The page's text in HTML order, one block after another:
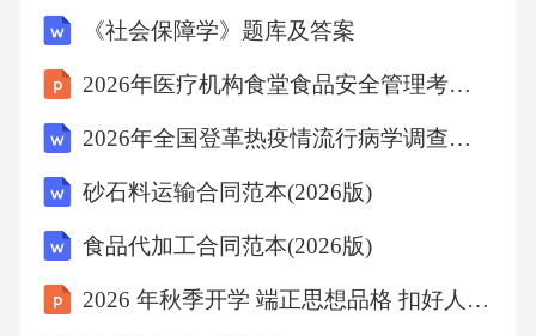
施情况、患者病情变化、患者对护理的反应等
信息。护理记录应及时、完整，为后续的护理
复护士应在交接班时详细交接患者的病情、护
理措施、治疗进展等情况，确保护理工作的连
续性和准确性。交接班记录应清晰、明确，双
方签字确认。五、康复设备管理制度1.设备采购
与验收根据卫生室康复工作的需要，制定合理
《社会保障学》题库及答案
2026年医疗机构食堂食品安全管理考核试卷
2026年全国登革热疫情流行病学调查报告
砂石料运输合同范本(2026版)
食品代加工合同范本(2026版)
2026 年秋季开学 端正思想品格 扣好人生第一粒扣子